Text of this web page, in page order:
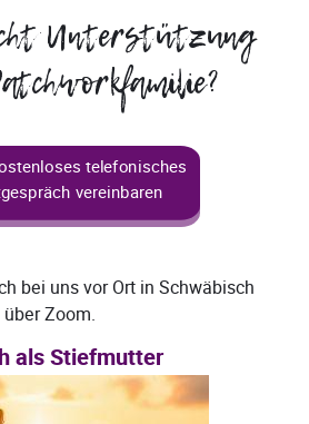
Unterstützung
telefonisches
vereinbaren
bei uns vor Ort in Schwäbisch
Zoom.
als Stiefmutter